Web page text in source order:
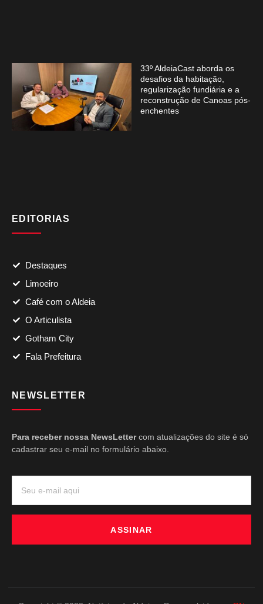
33º AldeiaCast aborda os
desafios da habitação,
regularização fundiária e a
reconstrução de Canoas pós-
enchentes
EDITORIAS
Destaques
Limoeiro
Café com o Aldeia
O Articulista
Gotham City
Fala Prefeitura
NEWSLETTER
Para receber nossa NewsLettercom atualizações do site é só
cadastrar seu e-mail no formulário abaixo.
ASSINAR